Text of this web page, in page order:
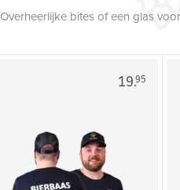
Overheerlijke bites of een glas
19.95